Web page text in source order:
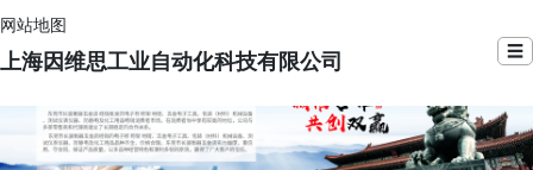
网站地图
上海因维思工业自动化科技有限公司 ☰